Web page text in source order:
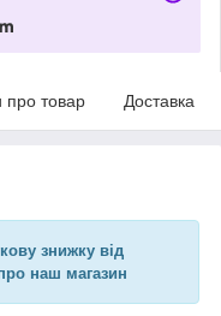
про товар Доставка
знижку від
наш магазин